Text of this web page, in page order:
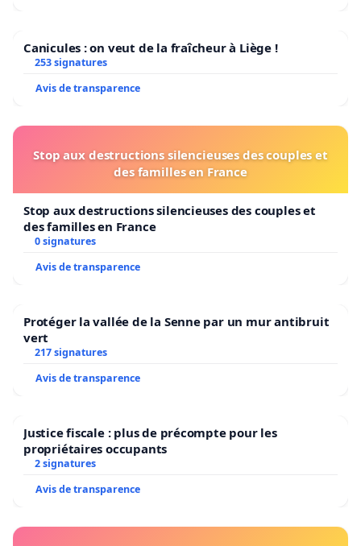
Canicules : on veut de la fraîcheur à Liège !
253 signatures
Avis de transparence
Stop aux destructions silencieuses des couples et
des familles en France
Stop aux destructions silencieuses des couples et
des familles en France
0 signatures
Avis de transparence
Protéger la vallée de la Senne par un mur antibruit
vert
217 signatures
Avis de transparence
Justice fiscale : plus de précompte pour les
propriétaires occupants
2 signatures
Avis de transparence